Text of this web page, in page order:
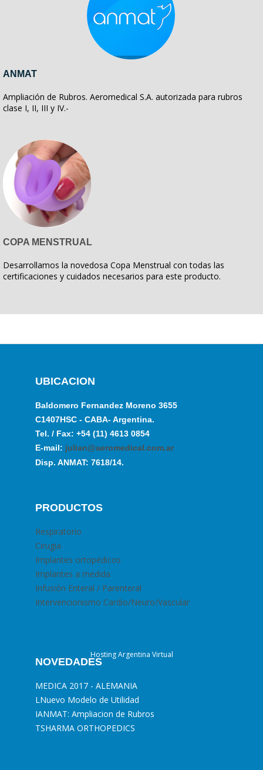
ANMAT
Ampliación de Rubros. Aeromedical S.A. autorizada para rubros
clase I, II, III y IV.-
COPA MENSTRUAL
Desarrollamos la novedosa Copa Menstrual con todas las
certificaciones y cuidados necesarios para este producto.
UBICACION
Baldomero Fernandez Moreno 3655
C1407HSC - CABA- Argentina.
Tel. / Fax: +54 (11) 4613 0854
E-mail: julian@aeromedical.com.ar
Disp. ANMAT: 7618/14.
PRODUCTOS
Respiratorio
Cirugia
Implantes ortopédicos
Implantes a medida
Infusión Enteral / Parenteral
Intervencionismo Cardio/Neuro/Vascular
NOVEDADES
MEDICA 2017 - ALEMANIA
LNuevo Modelo de Utilidad
IANMAT: Ampliacion de Rubros
TSHARMA ORTHOPEDICS
Hosting Argentina Virtual